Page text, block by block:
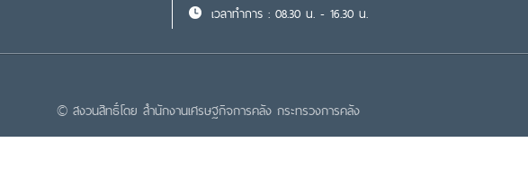
เวลาทำการ : 08.30 น. - 16.30 น.
© สงวนสิทธิ์โดย สำนักงานเศรษฐกิจการคลัง กระทรวงการคลัง